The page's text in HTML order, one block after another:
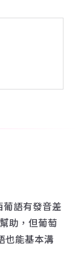
語有發音差
助，但葡萄
也能基本溝